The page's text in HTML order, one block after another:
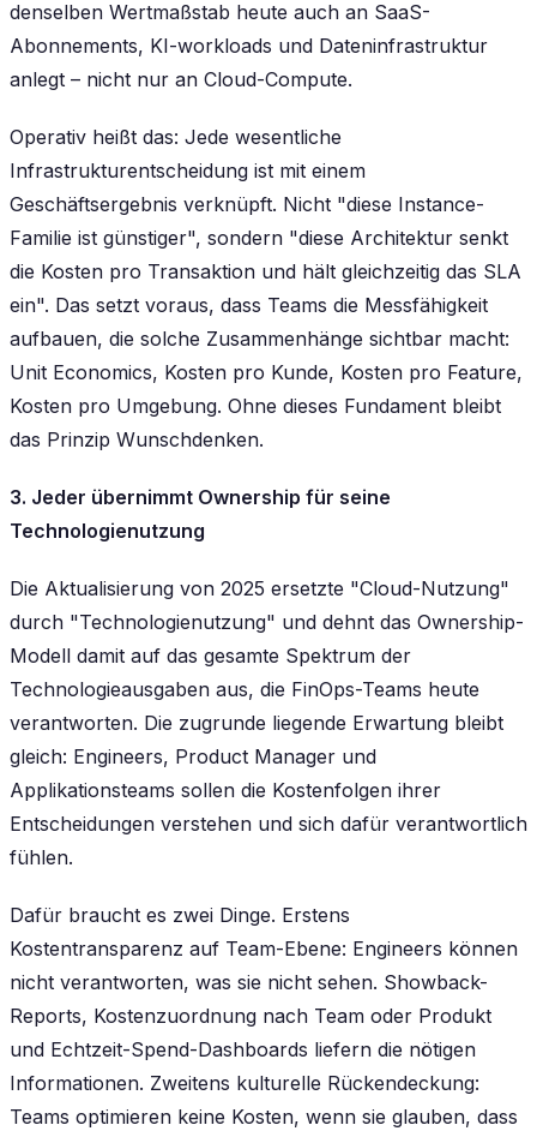
denselben Wertmaßstab heute auch an SaaS-
Abonnements, KI-workloads und Dateninfrastruktur
anlegt – nicht nur an Cloud-Compute.
Operativ heißt das: Jede wesentliche
Infrastrukturentscheidung ist mit einem
Geschäftsergebnis verknüpft. Nicht "diese Instance-
Familie ist günstiger", sondern "diese Architektur senkt
die Kosten pro Transaktion und hält gleichzeitig das SLA
ein". Das setzt voraus, dass Teams die Messfähigkeit
aufbauen, die solche Zusammenhänge sichtbar macht:
Unit Economics, Kosten pro Kunde, Kosten pro Feature,
Kosten pro Umgebung. Ohne dieses Fundament bleibt
das Prinzip Wunschdenken.
3. Jeder übernimmt Ownership für seine
Technologienutzung
Die Aktualisierung von 2025 ersetzte "Cloud-Nutzung"
durch "Technologienutzung" und dehnt das Ownership-
Modell damit auf das gesamte Spektrum der
Technologieausgaben aus, die FinOps-Teams heute
verantworten. Die zugrunde liegende Erwartung bleibt
gleich: Engineers, Product Manager und
Applikationsteams sollen die Kostenfolgen ihrer
Entscheidungen verstehen und sich dafür verantwortlich
fühlen.
Dafür braucht es zwei Dinge. Erstens
Kostentransparenz auf Team-Ebene: Engineers können
nicht verantworten, was sie nicht sehen. Showback-
Reports, Kostenzuordnung nach Team oder Produkt
und Echtzeit-Spend-Dashboards liefern die nötigen
Informationen. Zweitens kulturelle Rückendeckung:
Teams optimieren keine Kosten, wenn sie glauben, dass